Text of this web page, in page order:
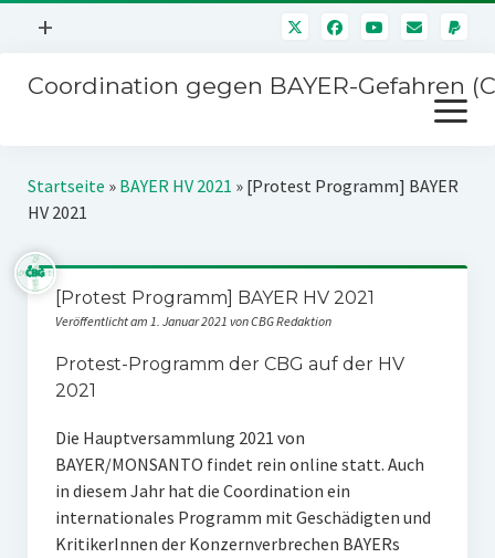
Menü
+
Mitmachen
Über uns
Kontakt
Impressum
Coordination gegen BAYER-Gefahren
Menü
öffnen
Kampagnen
Stichwort BAYER
Jahrestagung
SPENDEN
Startseite » BAYER HV 2021 » [Protest Programm] BAYER
HV 2021
[Protest Programm] BAYER HV 2021
Veröffentlicht am 1. Januar 2021 von CBG Redaktion
Protest-Programm der CBG auf der HV
2021
Die Hauptversammlung 2021 von
BAYER/MONSANTO findet rein online statt. Auch
in diesem Jahr hat die Coordination ein
internationales Programm mit Geschädigten und
KritikerInnen der Konzernverbrechen BAYERs